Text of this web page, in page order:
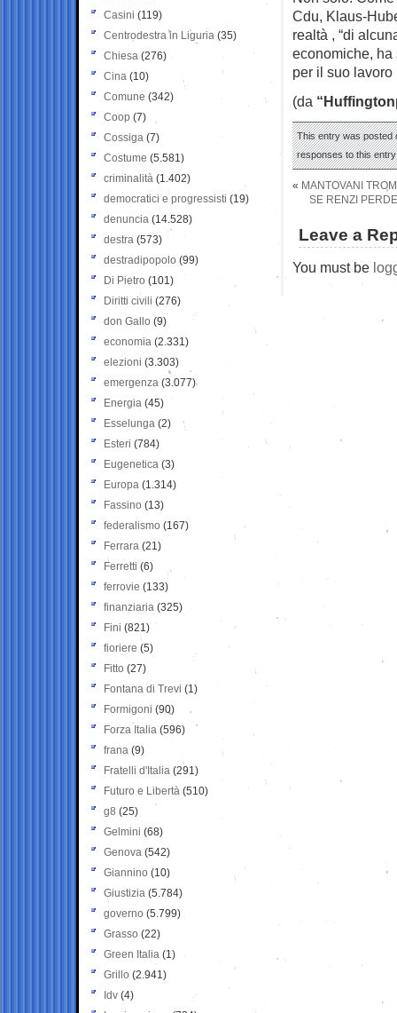
Cdu, Klaus-
realtà , “di
economiche, ha
per il suo lavoro
(da
This entry was posted
responses to this
« MANTOVANI
SE RENZI
Leave a
You must be
Casini (119)
Centrodestra in Liguria (35)
Chiesa (276)
Cina (10)
Comune (342)
Coop (7)
Cossiga (7)
Costume (5.581)
criminalità (1.402)
democratici e progressisti (19)
denuncia (14.528)
destra (573)
destradipopolo (99)
Di Pietro (101)
Diritti civili (276)
don Gallo (9)
economia (2.331)
elezioni (3.303)
emergenza (3.077)
Energia (45)
Esselunga (2)
Esteri (784)
Eugenetica (3)
Europa (1.314)
Fassino (13)
federalismo (167)
Ferrara (21)
Ferretti (6)
ferrovie (133)
finanziaria (325)
Fini (821)
fioriere (5)
Fitto (27)
Fontana di Trevi (1)
Formigoni (90)
Forza Italia (596)
frana (9)
Fratelli d'Italia (291)
Futuro e Libertà (510)
g8 (25)
Gelmini (68)
Genova (542)
Giannino (10)
Giustizia (5.784)
governo (5.799)
Grasso (22)
Green Italia (1)
Grillo (2.941)
Idv (4)